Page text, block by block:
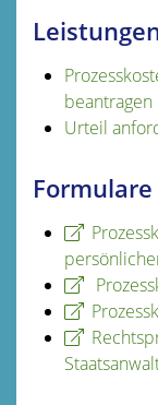
beantragen
Urteil